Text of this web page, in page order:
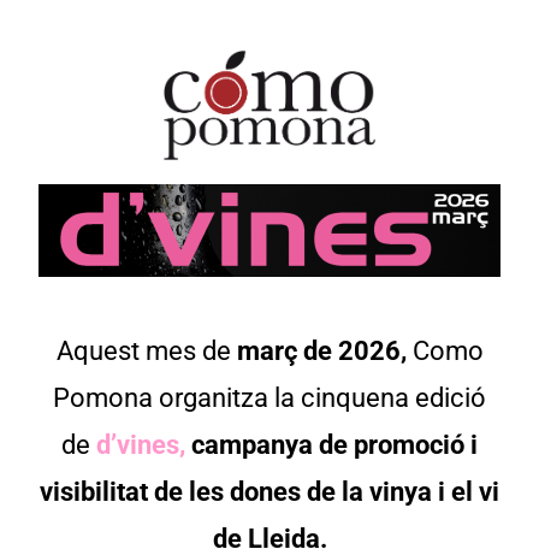
Aquest mes de març de 2026,Como
Pomona organitza la cinquena edició
de d’vines, campanya de promoció i
visibilitat de les dones de la vinya i el vi
de Lleida.